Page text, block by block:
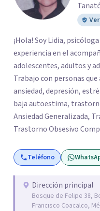
¡Hola! Soy Lidia,
experiencia en el
adolescentes, adultos y
Trabajo con personas
ansiedad, depresión,
baja autoestima,
Ansiedad Generalizada,
Trastorno Obsesivo
Hiperactividad o sin
adolescentes y adultos,
significativas. Mi objetivo es brindar un espacio seguro,
empático y de confianza,
expresar lo que está
Teléfono
Dirección principal
Bosque de Felipe 38,
Francisco Coacalco,